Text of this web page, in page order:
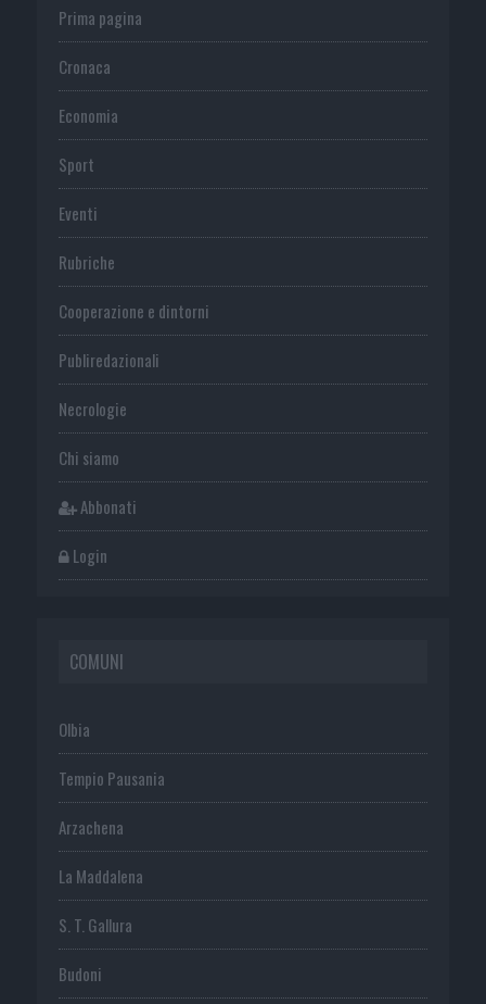
Prima pagina
Cronaca
Economia
Sport
Eventi
Rubriche
Cooperazione e dintorni
Publiredazionali
Necrologie
Chi siamo
Abbonati
Login
COMUNI
Olbia
Tempio Pausania
Arzachena
La Maddalena
S. T. Gallura
Budoni